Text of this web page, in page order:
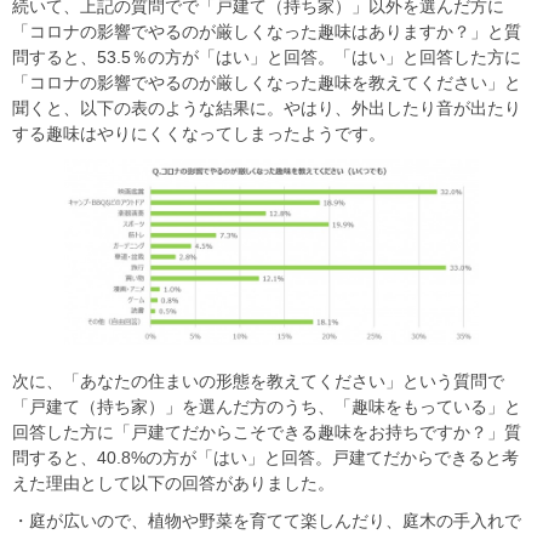
続いて、上記の質問でで「戸建て（持ち家）」以外を選んだ方に
「コロナの影響でやるのが厳しくなった趣味はありますか？」と質
問すると、53.5％の方が「はい」と回答。「はい」と回答した方に
「コロナの影響でやるのが厳しくなった趣味を教えてください」と
聞くと、以下の表のような結果に。やはり、外出したり音が出たり
する趣味はやりにくくなってしまったようです。
次に、「あなたの住まいの形態を教えてください」という質問で
「戸建て（持ち家）」を選んだ方のうち、「趣味をもっている」と
回答した方に「戸建てだからこそできる趣味をお持ちですか？」質
問すると、40.8%の方が「はい」と回答。戸建てだからできると考
えた理由として以下の回答がありました。
・庭が広いので、植物や野菜を育てて楽しんだり、庭木の手入れで